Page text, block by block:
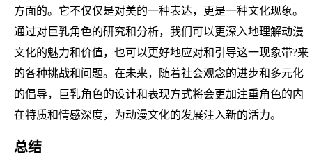
方面的。它不仅仅是对美的一种表达，更是一种文化现象。
通过对巨乳角色的研究和分析，我们可以更深入地理解动漫
文化的魅力和价值，也可以更好地应对和引导这一现象带?来
的各种挑战和问题。在未来，随着社会观念的进步和多元化
的倡导，巨乳角色的设计和表现方式将会更加注重角色的内
在特质和情感深度，为动漫文化的发展注入新的活力。
总结